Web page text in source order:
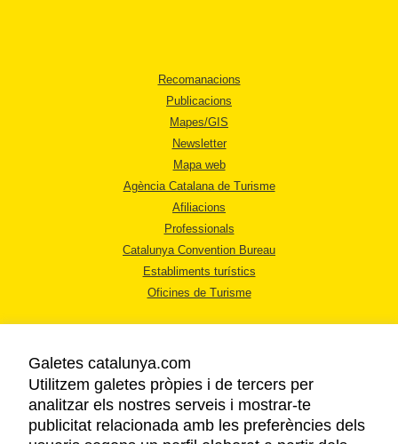
Recomanacions
Publicacions
Mapes/GIS
Newsletter
Mapa web
Agència Catalana de Turisme
Afiliacions
Professionals
Catalunya Convention Bureau
Establiments turístics
Oficines de Turisme
AVÍS LEGAL
POLÍTICA DE PRIVACITAT
Galetes catalunya.com
Utilitzem galetes pròpies i de tercers per
analitzar els nostres serveis i mostrar-te
publicitat relacionada amb les preferències dels